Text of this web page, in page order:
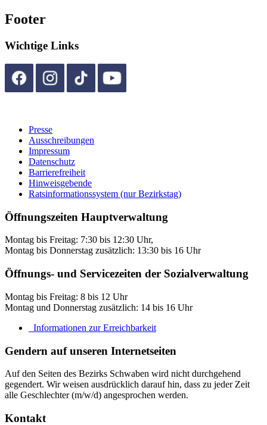
Footer
Wichtige Links
Presse
Ausschreibungen
Impressum
Datenschutz
Barrierefreiheit
Hinweisgebende
Ratsinformationssystem (nur Bezirkstag)
Öffnungszeiten Hauptverwaltung
Montag bis Freitag: 7:30 bis 12:30 Uhr,
Montag bis Donnerstag zusätzlich: 13:30 bis 16 Uhr
Öffnungs- und Servicezeiten der Sozialverwaltung
Montag bis Freitag: 8 bis 12 Uhr
Montag und Donnerstag zusätzlich: 14 bis 16 Uhr
Informationen zur Erreichbarkeit
Gendern auf unseren Internetseiten
Auf den Seiten des Bezirks Schwaben wird nicht durchgehend
gegendert. Wir weisen ausdrücklich darauf hin, dass zu jeder Zeit
alle Geschlechter (m/w/d) angesprochen werden.
Kontakt